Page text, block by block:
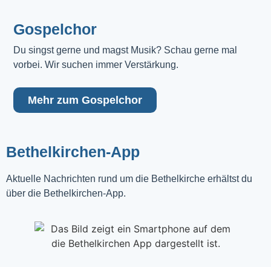
Gospelchor
Du singst gerne und magst Musik? Schau gerne mal
vorbei. Wir suchen immer Verstärkung.
Mehr zum Gospelchor
Bethelkirchen-App
Aktuelle Nachrichten rund um die Bethelkirche erhältst du
über die Bethelkirchen-App.